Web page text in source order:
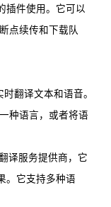
插件使用。它可以
点续传和下载队
翻译文本和语音。
种语言，或者将语
译服务提供商，它
。它支持多种语